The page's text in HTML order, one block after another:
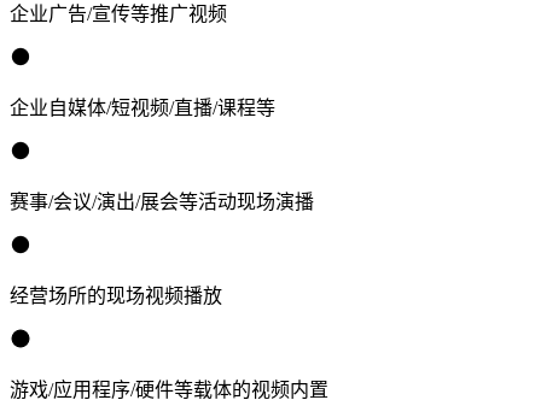
企业广告/宣传等推广视频
企业自媒体/短视频/直播/课程等
赛事/会议/演出/展会等活动现场演播
经营场所的现场视频播放
游戏/应用程序/硬件等载体的视频内置